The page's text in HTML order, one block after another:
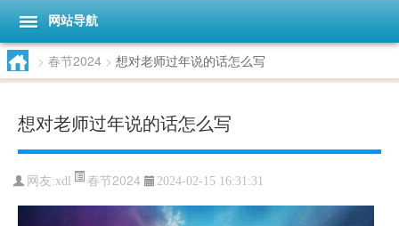
网站导航
> 春节2024 > 想对老师过年说的话怎么写
想对老师过年说的话怎么写
网友:xdl 春节2024 2024-02-15 16:31:31